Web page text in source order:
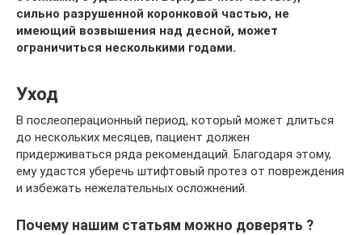
сильно разрушенной коронковой частью, не
имеющий возвышения над десной, может
ограничиться несколькими годами.
Уход
В послеоперационный период, который может длиться
до нескольких месяцев, пациент должен
придерживаться ряда рекомендаций. Благодаря этому,
ему удастся уберечь штифтовый протез от повреждения
и избежать нежелательных осложнений.
Почему нашим статьям можно доверять ?